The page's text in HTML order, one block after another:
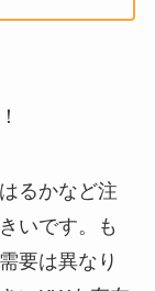
るかなど注
いです。も
要は異なり